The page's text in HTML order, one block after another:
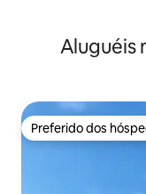
Aluguéis
Preferido dos
Preferido dos